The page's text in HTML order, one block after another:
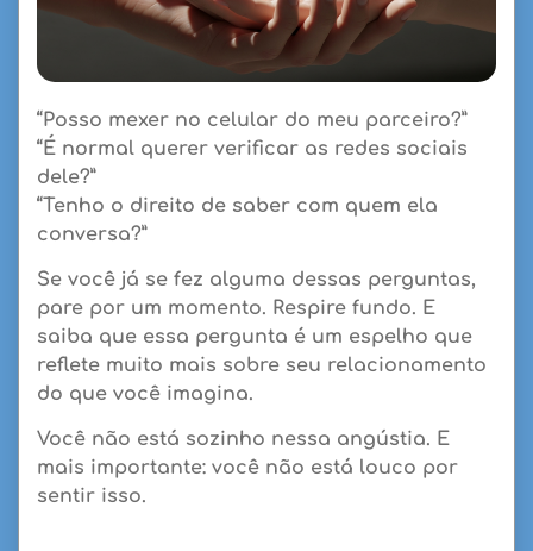
“Posso mexer no celular do meu parceiro?”
“É normal querer verificar as redes sociais
dele?”
“Tenho o direito de saber com quem ela
conversa?”
Se você já se fez alguma dessas perguntas,
pare por um momento. Respire fundo. E
saiba que essa pergunta é um espelho que
reflete muito mais sobre seu relacionamento
do que você imagina.
Você não está sozinho nessa angústia. E
mais importante: você não está louco por
sentir isso.